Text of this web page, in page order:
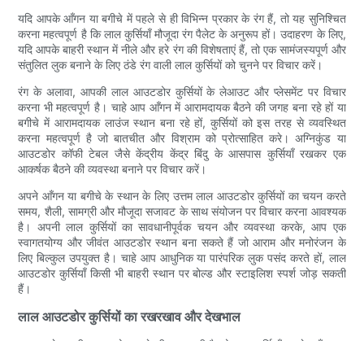
यदि आपके आँगन या बगीचे में पहले से ही विभिन्न प्रकार के रंग हैं, तो यह सुनिश्चित
करना महत्वपूर्ण है कि लाल कुर्सियाँ मौजूदा रंग पैलेट के अनुरूप हों। उदाहरण के लिए,
यदि आपके बाहरी स्थान में नीले और हरे रंग की विशेषताएं हैं, तो एक सामंजस्यपूर्ण और
संतुलित लुक बनाने के लिए ठंडे रंग वाली लाल कुर्सियों को चुनने पर विचार करें।
रंग के अलावा, आपकी लाल आउटडोर कुर्सियों के लेआउट और प्लेसमेंट पर विचार
करना भी महत्वपूर्ण है। चाहे आप आँगन में आरामदायक बैठने की जगह बना रहे हों या
बगीचे में आरामदायक लाउंज स्थान बना रहे हों, कुर्सियों को इस तरह से व्यवस्थित
करना महत्वपूर्ण है जो बातचीत और विश्राम को प्रोत्साहित करे। अग्निकुंड या
आउटडोर कॉफी टेबल जैसे केंद्रीय केंद्र बिंदु के आसपास कुर्सियाँ रखकर एक
आकर्षक बैठने की व्यवस्था बनाने पर विचार करें।
अपने आँगन या बगीचे के स्थान के लिए उत्तम लाल आउटडोर कुर्सियों का चयन करते
समय, शैली, सामग्री और मौजूदा सजावट के साथ संयोजन पर विचार करना आवश्यक
है। अपनी लाल कुर्सियों का सावधानीपूर्वक चयन और व्यवस्था करके, आप एक
स्वागतयोग्य और जीवंत आउटडोर स्थान बना सकते हैं जो आराम और मनोरंजन के
लिए बिल्कुल उपयुक्त है। चाहे आप आधुनिक या पारंपरिक लुक पसंद करते हों, लाल
आउटडोर कुर्सियाँ किसी भी बाहरी स्थान पर बोल्ड और स्टाइलिश स्पर्श जोड़ सकती
हैं।
लाल आउटडोर कुर्सियों का रखरखाव और देखभाल